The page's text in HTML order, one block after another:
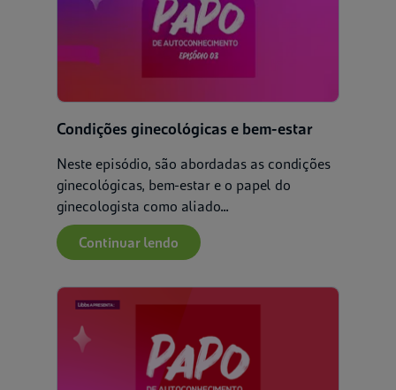
Condições ginecológicas e bem-estar
Neste episódio, são abordadas as condições
ginecológicas, bem-estar e o papel do
ginecologista como aliado...
Continuar lendo